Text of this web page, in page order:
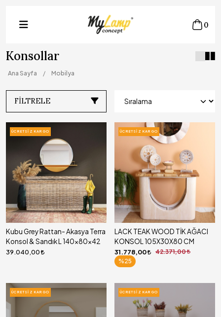
0
Konsollar
Ana Sayfa Mobilya
FILTRELE
ÜCRETSIZ KARGO
Kubu Grey Rattan- Akasya Terra
Konsol & Sandık L 140x80x42
39.040,00
ÜCRETSIZ KARGO
LACK TEAK WOOD TİK AĞACI
KONSOL 105X30X80 CM
31.778,00
42.371,00
%25
ÜCRETSIZ KARGO ÜCRETSIZ KARGO